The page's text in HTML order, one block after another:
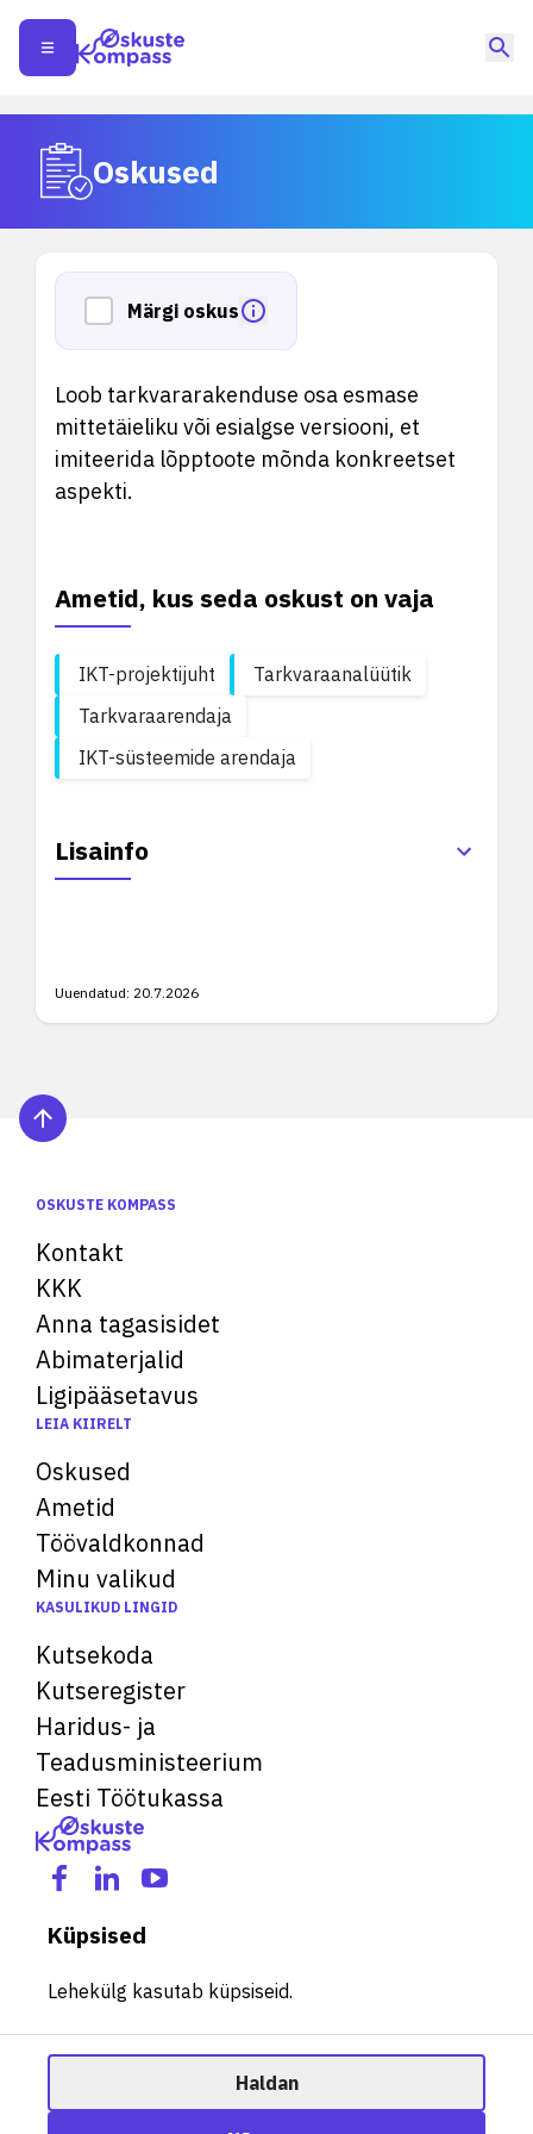
Oskused
Märgi oskus
Loob tarkvararakenduse osa esmase
mittetäieliku või esialgse versiooni, et
imiteerida lõpptoote mõnda konkreetset
aspekti.
Ametid, kus seda oskust on vaja
IKT-projektijuht
Tarkvaraanalüütik
Tarkvaraarendaja
IKT-süsteemide arendaja
Lisainfo
Uuendatud: 20.7.2026
OSKUSTE KOMPASS
Kontakt
KKK
Anna tagasisidet
Abimaterjalid
Ligipääsetavus
LEIA KIIRELT
Oskused
Ametid
Töövaldkonnad
Minu valikud
KASULIKUD LINGID
Kutsekoda
Kutseregister
Haridus- ja
Teadusministeerium
Eesti Töötukassa
Küpsised
Lehekülg kasutab küpsiseid.
Haldan